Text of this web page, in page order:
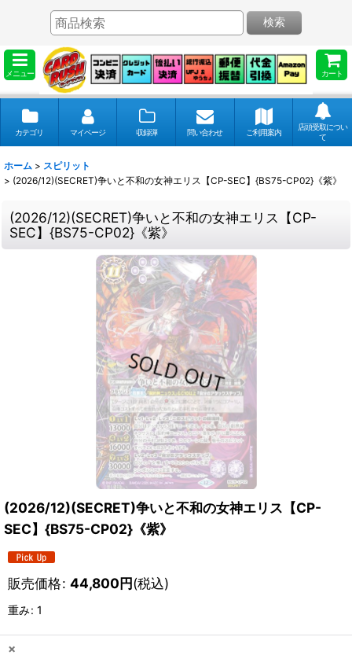
メニュー カート
検索
カテゴリ マイページ 収録弾 問い合わせ ご利用案内
店頭受取につい
て
ホーム > スピリット
> (2026/12)(SECRET)争いと不和の女神エリス【CP-SEC】{BS75-CP02}《紫》
(2026/12)(SECRET)争いと不和の女神エリス【CP-
SEC】{BS75-CP02}《紫》
(2026/12)(SECRET)争いと不和の女神エリス【CP-
SEC】{BS75-CP02}《紫》
販売価格: 44,800円(税込)
重み: 1
×